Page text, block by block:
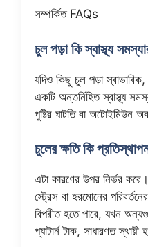
সম্পর্কিত FAQs
চুল পড়া কি স্বাস্থ্য
যদিও কিছু চুল পড়া
একটি অন্তর্নিহিত স্বাস্থ্য
পুষ্টির ঘাটতি বা অটোইমিউন
চুলের ক্ষতি কি
এটা কারণের উপর নির্ভর
স্ট্রেস বা হরমোনের
বিপরীত হতে পারে, যখন
প্যাটার্ন টাক, সাধারণত স্থায়ী